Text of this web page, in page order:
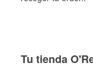
Tu tienda